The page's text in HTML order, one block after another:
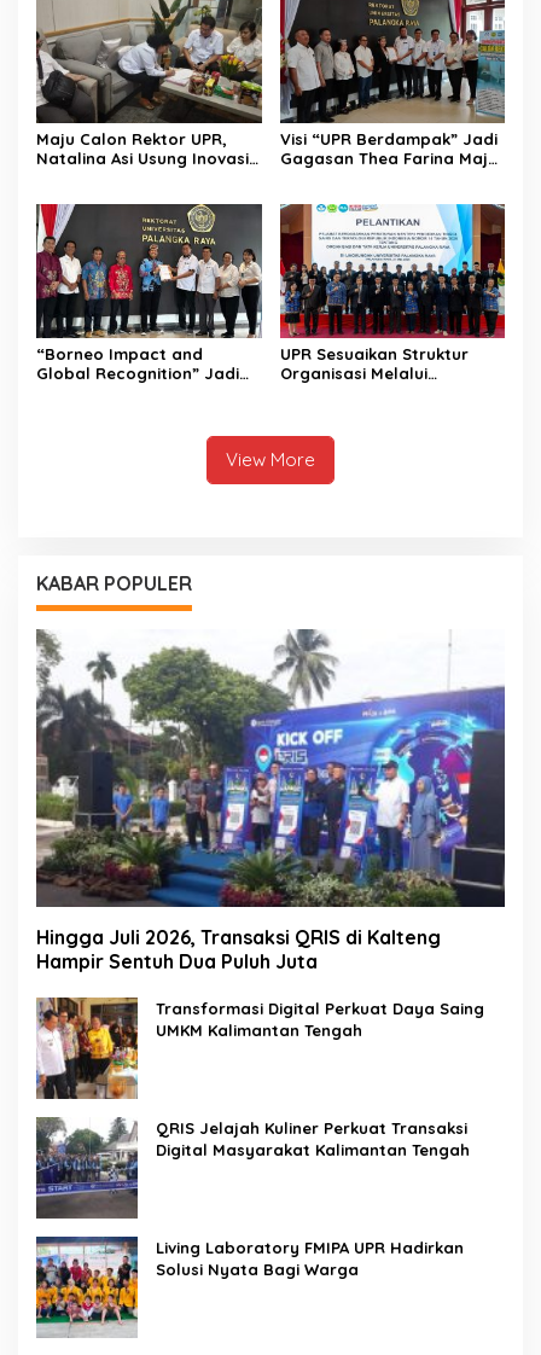
Maju Calon Rektor UPR,
Natalina Asi Usung Inovasi
Visi “UPR Berdampak” Jadi
Gagasan Thea Farina Maju
“Borneo Impact and
Global Recognition” Jadi
UPR Sesuaikan Struktur
Organisasi Melalui
View More
KABAR POPULER
Hingga Juli 2026, Transaksi QRIS di Kalteng
Hampir Sentuh Dua Puluh Juta
Transformasi Digital Perkuat Daya Saing
UMKM Kalimantan Tengah
QRIS Jelajah Kuliner Perkuat Transaksi
Digital Masyarakat Kalimantan Tengah
Living Laboratory FMIPA UPR Hadirkan
Solusi Nyata Bagi Warga